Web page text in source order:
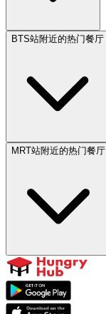
BTS站附近的热门餐厅
MRT站附近的热门餐厅